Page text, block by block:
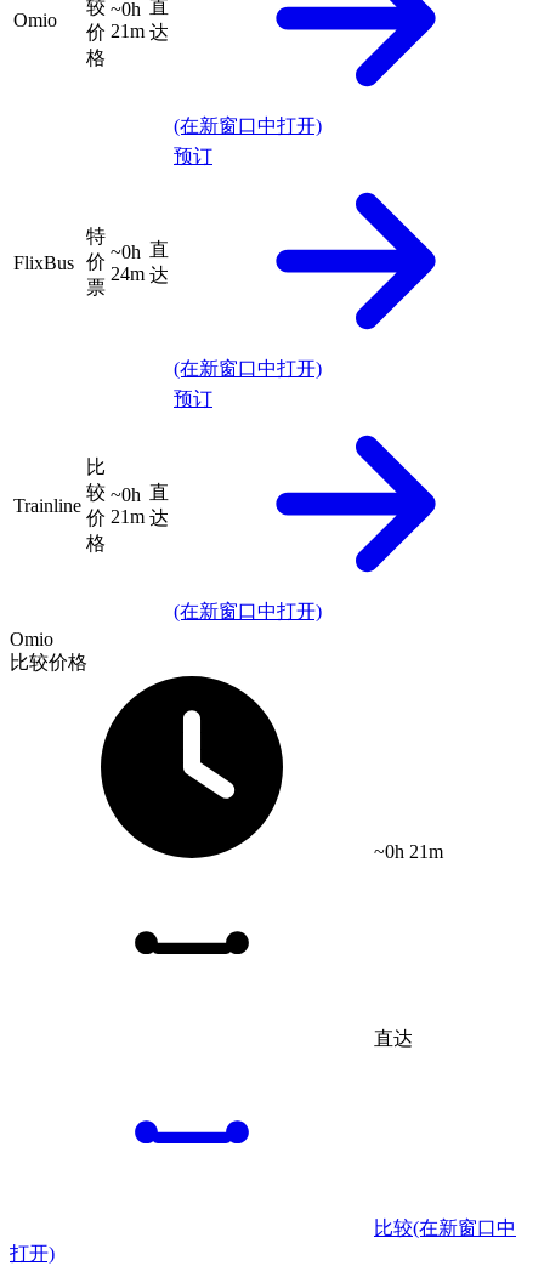
Omio
较
价
格
~0h
21m
直
达
(在新窗口中打开)
FlixBus
特
价
票
~0h
24m
直
达
预订
(在新窗口中打开)
Trainline
比
较
价
格
~0h
21m
直
达
预订
(在新窗口中打开)
Omio
比较价格
~0h 21m
直达
比较(在新窗口中
打开)